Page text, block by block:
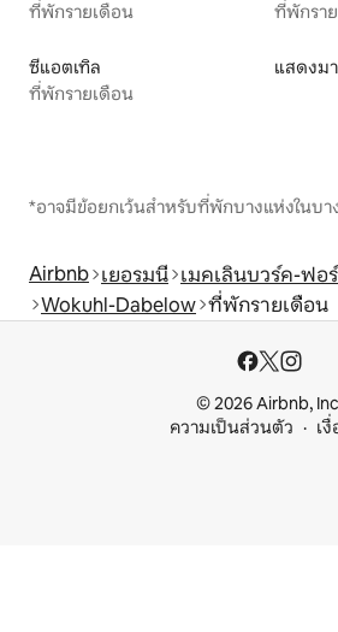
ที่พักรายเดือน ที่พักรา
ซีแอตเทิล
ที่พักรายเดือน
แสดงม
*อาจมีข้อยกเว้นสำหรับที่พักบางแห่งในบ
Airbnb เยอรมนี เมคเลินบวร์ค-ฟอ
Wokuhl-Dabelow ที่พักรายเดือน
© 2026 Airbnb,
ความเป็นส่วนตัว
เ